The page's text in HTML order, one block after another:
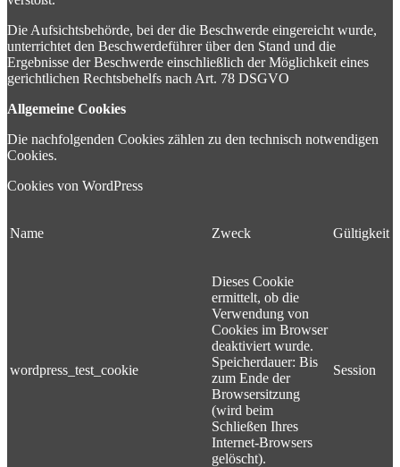
Die Aufsichtsbehörde, bei der die Beschwerde eingereicht wurde,
unterrichtet den Beschwerdeführer über den Stand und die
Ergebnisse der Beschwerde einschließlich der Möglichkeit eines
gerichtlichen Rechtsbehelfs nach Art. 78 DSGVO
Allgemeine Cookies
Die nachfolgenden Cookies zählen zu den technisch notwendigen
Cookies.
Cookies von WordPress
Name Zweck Gültigkeit
wordpress_test_cookie
Dieses Cookie
ermittelt, ob die
Verwendung von
Cookies im Browser
deaktiviert wurde.
Speicherdauer: Bis
zum Ende der
Browsersitzung
(wird beim
Schließen Ihres
Internet-Browsers
gelöscht).
Session